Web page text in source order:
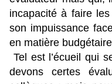
incapacité à faire
son impuissance
en matière
Tel est l’écueil qui
devons certes